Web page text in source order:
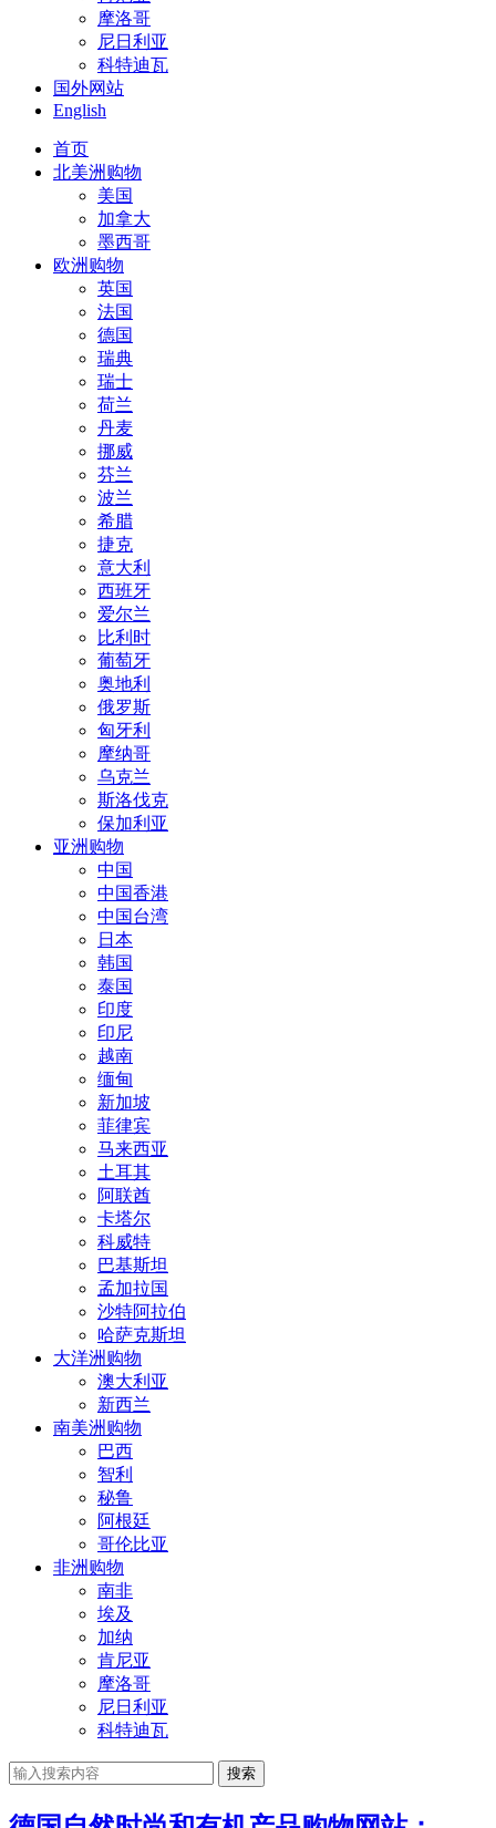
摩洛哥
尼日利亚
科特迪瓦
国外网站
English
首页
北美洲购物
美国
加拿大
墨西哥
欧洲购物
英国
法国
德国
瑞典
瑞士
荷兰
丹麦
挪威
芬兰
波兰
希腊
捷克
意大利
西班牙
爱尔兰
比利时
葡萄牙
奥地利
俄罗斯
匈牙利
摩纳哥
乌克兰
斯洛伐克
保加利亚
亚洲购物
中国
中国香港
中国台湾
日本
韩国
泰国
印度
印尼
越南
缅甸
新加坡
菲律宾
马来西亚
土耳其
阿联酋
卡塔尔
科威特
巴基斯坦
孟加拉国
沙特阿拉伯
哈萨克斯坦
大洋洲购物
澳大利亚
新西兰
南美洲购物
巴西
智利
秘鲁
阿根廷
哥伦比亚
非洲购物
南非
埃及
加纳
肯尼亚
摩洛哥
尼日利亚
科特迪瓦
搜索